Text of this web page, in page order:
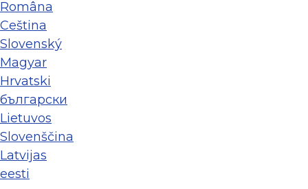
Româna
Ceština
Slovenský
Magyar
Hrvatski
български
Lietuvos
Slovenščina
Latvijas
eesti